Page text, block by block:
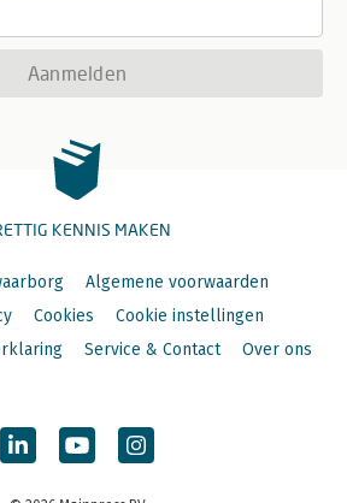
Aanmelden
KENNIS MAKEN
Algemene voorwaarden
Cookies
Cookie instellingen
Service & Contact Over ons